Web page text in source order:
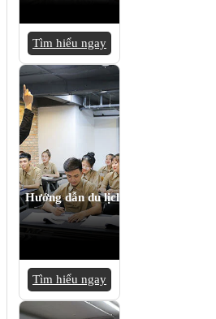
Tìm hiểu ngay
Hướng dẫn du lịch
Tìm hiểu ngay